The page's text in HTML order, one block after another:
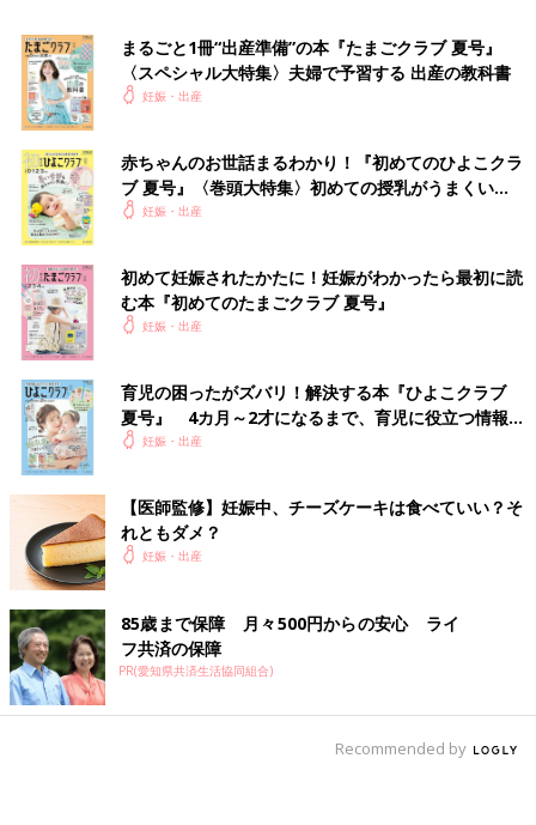
ダウンロード（無料）
まるごと1冊“出産準備”の本『たまごクラブ 夏号』
〈スペシャル大特集〉夫婦で予習する 出産の教科書
妊娠・出産
赤ちゃんのお世話まるわかり！『初めてのひよこクラ
ブ 夏号』〈巻頭大特集〉初めての授乳がうまくい
く！ おっぱい・ミルクの基本と夏のトラブル 解決テ
妊娠・出産
初めて妊娠されたかたに！妊娠がわかったら最初に読
む本『初めてのたまごクラブ 夏号』
妊娠・出産
育児の困ったがズバリ！解決する本『ひよこクラブ
夏号』 4カ月～2才になるまで、育児に役立つ情報が
いっぱい！
妊娠・出産
【医師監修】妊娠中、チーズケーキは食べていい？そ
れともダメ？
妊娠・出産
85歳まで保障 月々500円からの安心 ライ
フ共済の保障
PR(愛知県共済生活協同組合)
Recommended by